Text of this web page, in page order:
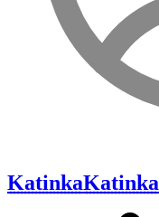
KatinkaKatinka